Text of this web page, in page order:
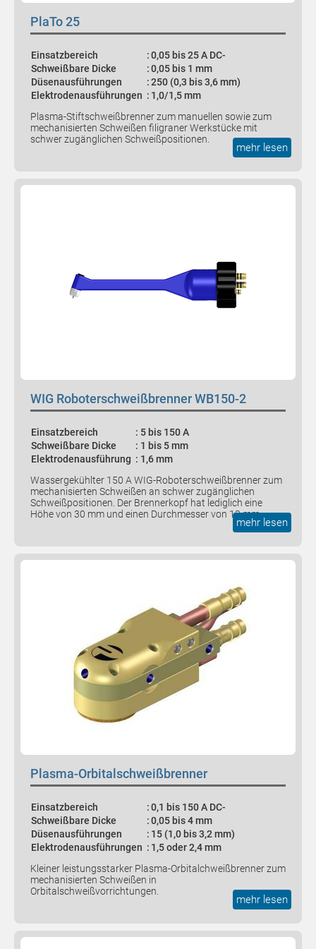
PlaTo 25
Einsatzbereich :0,05 bis 25 A DC-
Schweißbare Dicke
:0,05 bis 1 mm
Düsenausführungen
:250 (0,3 bis 3,6 mm)
Elektrodenausführungen : 1,0/1,5 mm
Plasma-Stiftschweißbrenner zum manuellen sowie zum
mechanisierten Schweißen filigraner Werkstücke mit
schwer zugänglichen Schweißpositionen.
mehr lesen
WIG Roboterschweißbrenner WB150-2
Einsatzbereich
: 5 bis 150 A
Schweißbare Dicke
: 1 bis 5 mm
Elektrodenausführung : 1,6 mm
Wassergekühlter 150 A WIG-Roboterschweißbrenner zum
mechanisierten Schweißen an schwer zugänglichen
Schweißpositionen. Der Brennerkopf hat lediglich eine
Höhe von 30 mm und einen Durchmesser von 13 mm.
mehr lesen
Plasma-Orbitalschweißbrenner
Einsatzbereich :0,1 bis 150 A DC-
Schweißbare Dicke
:0,05 bis 4 mm
Düsenausführungen
: 15 (1,0 bis 3,2 mm)
Elektrodenausführungen : 1,5 oder 2,4 mm
Kleiner leistungsstarker Plasma-Orbitalchweißbrenner zum
mechanisierten Schweißen in
Orbitalschweißvorrichtungen.
mehr lesen
STATISTIK
Statistik Cookies erfassen Informationen anonym.
Diese Informationen helfen uns zu verstehen, wie
unsere Besucher unsere Website nutzen.
Matomo
Name:
Anbieter:
EXTERNE DIENSTE
Inhalte von externen Plattformen werden standardmäßig
YouTube